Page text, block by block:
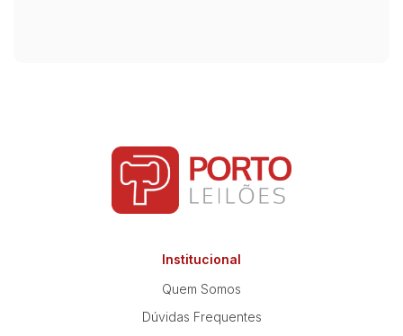
Institucional
Quem Somos
Dúvidas Frequentes